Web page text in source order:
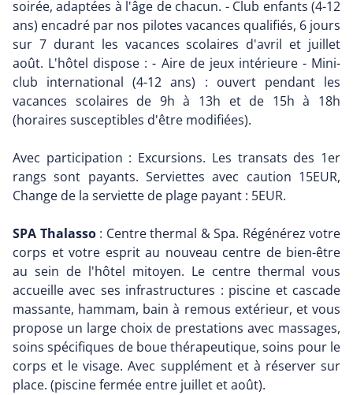
soirée, adaptées à l'âge de chacun. - Club enfants (4-12
ans) encadré par nos pilotes vacances qualifiés, 6 jours
sur 7 durant les vacances scolaires d'avril et juillet
août. L'hôtel dispose : - Aire de jeux intérieure - Mini-
club international (4-12 ans) : ouvert pendant les
vacances scolaires de 9h à 13h et de 15h à 18h
(horaires susceptibles d'être modifiées).
Avec participation : Excursions. Les transats des 1er
rangs sont payants. Serviettes avec caution 15EUR,
Change de la serviette de plage payant : 5EUR.
SPA Thalasso: Centre thermal & Spa. Régénérez votre
corps et votre esprit au nouveau centre de bien-être
au sein de l'hôtel mitoyen. Le centre thermal vous
accueille avec ses infrastructures : piscine et cascade
massante, hammam, bain à remous extérieur, et vous
propose un large choix de prestations avec massages,
soins spécifiques de boue thérapeutique, soins pour le
corps et le visage. Avec supplément et à réserver sur
place. (piscine fermée entre juillet et août).